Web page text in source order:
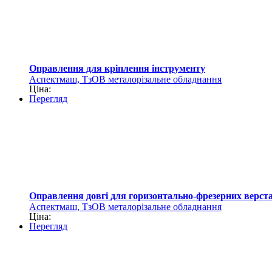
Оправлення для кріплення інструменту
Аспектмаш, ТзОВ металорізальне обладнання
Ціна:
Перегляд
Оправлення довгі для горизонтально-фрезерних
Аспектмаш, ТзОВ металорізальне обладнання
Ціна:
Перегляд